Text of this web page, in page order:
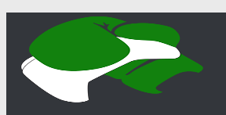
Preskočiť
obsah